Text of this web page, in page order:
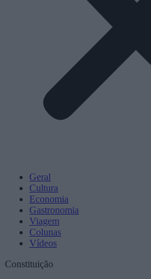
Geral
Cultura
Economia
Gastronomia
Viagem
Colunas
Vídeos
Constituição